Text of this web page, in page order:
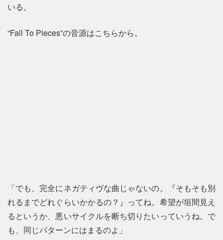
いる。
“Fall To Pieces”の音源はこちらから。
「でも、完全にネガティヴな曲じゃないの。『そもそも別
れるまでどれぐらいかかるの？』ってね。希望が垣間見え
るというか、悪いサイクルを断ち切りたいっていうね。で
も、同じパターンにはまるのよ」